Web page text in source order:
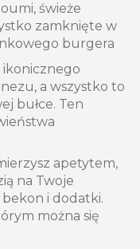
świeże
zamknięte w
burgera
ikonicznego
a wszystko to
bułce. Ten
apetytem,
na Twoje
i dodatki.
można się